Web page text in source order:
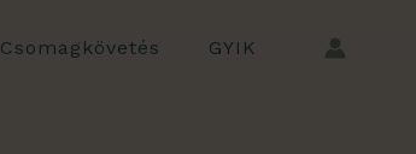
Csomagkövetés GYIK